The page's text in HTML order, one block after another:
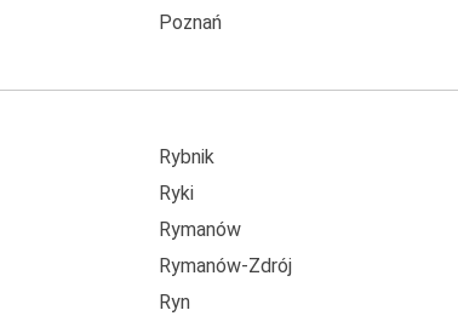
Poznań
Rybnik
Ryki
Rymanów
Rymanów-Zdrój
Ryn